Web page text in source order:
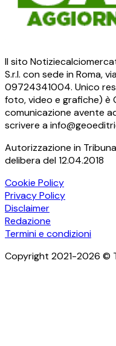
Il sito
S.r.l. con sede in Roma,
09724341004. Unico
foto, video e grafiche) è
comunicazione avente
scrivere a
Autorizzazione in
delibera del 12.04.2018
Cookie Policy
Privacy Policy
Disclaimer
Redazione
Termini e condizioni
Copyright 2021-2026 ©